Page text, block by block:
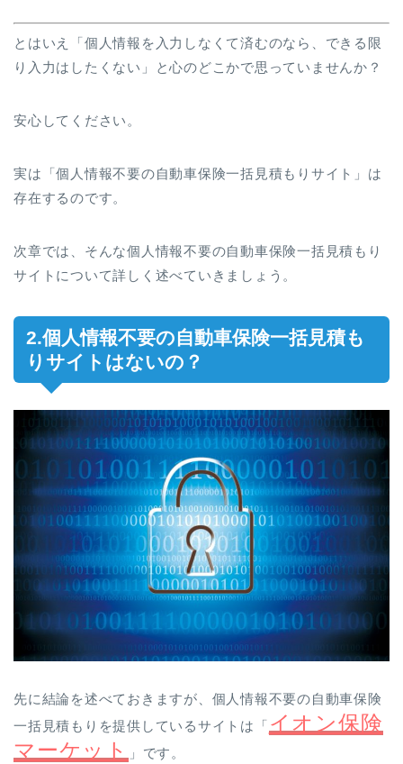
とはいえ「個人情報を入力しなくて済むのなら、できる限
り入力はしたくない」と心のどこかで思っていませんか？
安心してください。
実は「個人情報不要の自動車保険一括見積もりサイト」は
存在するのです。
次章では、そんな個人情報不要の自動車保険一括見積もり
サイトについて詳しく述べていきましょう。
2.個人情報不要の自動車保険一括見積も
りサイトはないの？
先に結論を述べておきますが、個人情報不要の自動車保険
一括見積もりを提供しているサイトは「 イオン保険
マーケット
」です。